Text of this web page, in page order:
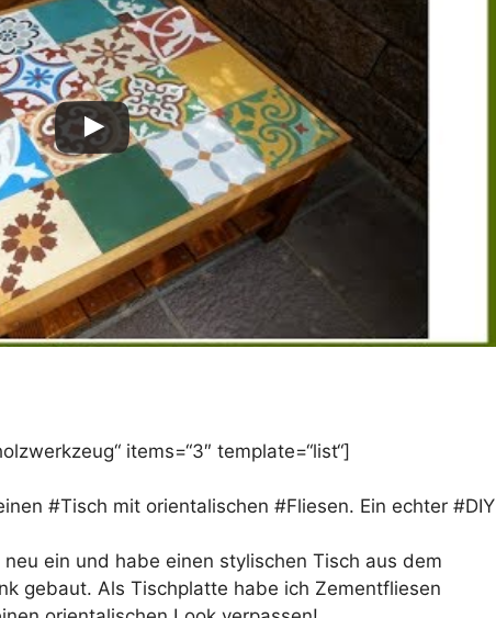
items=“3″ template=“list“]
#Tisch mit orientalischen #Fliesen. Ein echter #DIY
ein und habe einen stylischen Tisch aus dem
gebaut. Als Tischplatte habe ich Zementfliesen